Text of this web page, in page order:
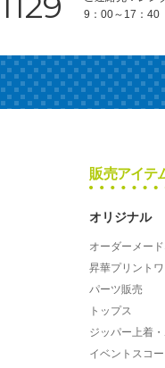
9：00～17：
販売アイテ
オリジナル
オーダーメー
昇華プリント
パーツ販売
トップス
ジッパー上着
イベントスコ